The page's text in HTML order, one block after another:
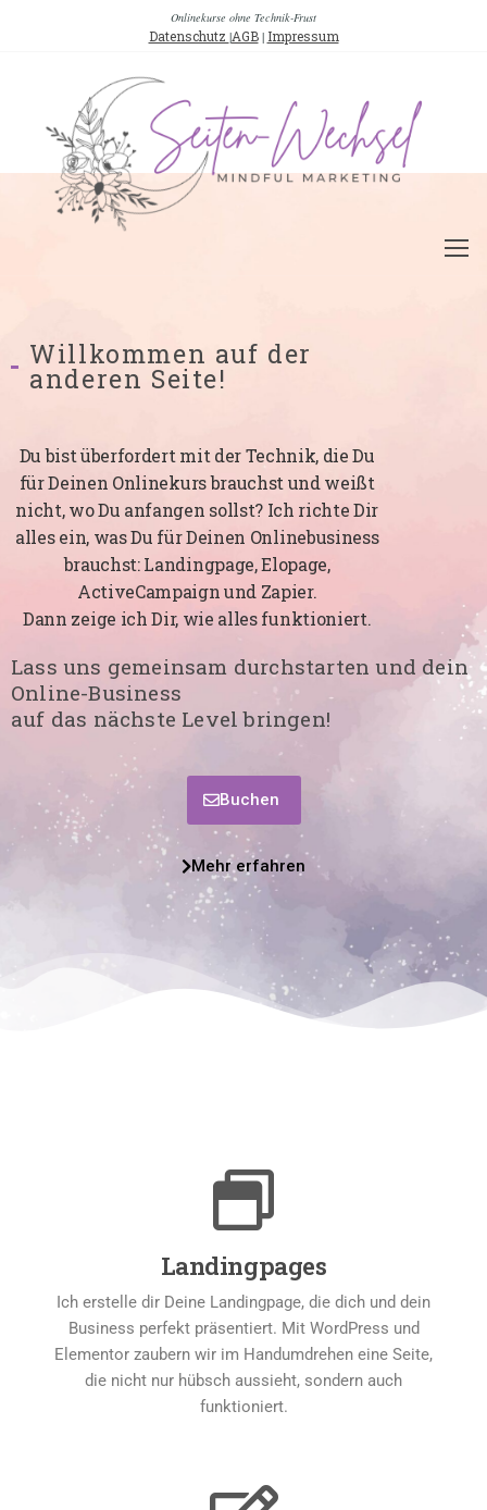
Onlinekurse ohne Technik-Frust
Datenschutz |AGB| Impressum
Willkommen auf der
anderen Seite!
Du bist überfordert mit der Technik, die Du
für Deinen Onlinekurs brauchst und weißt
nicht, wo Du anfangen sollst? Ich richte Dir
alles ein, was Du für Deinen Onlinebusiness
brauchst: Landingpage, Elopage,
ActiveCampaign und Zapier.
Dann zeige ich Dir, wie alles funktioniert.
Lass uns gemeinsam durchstarten und dein
Online-Business
auf das nächste Level bringen!
Buchen
Mehr erfahren
Landingpages
Ich erstelle dir Deine Landingpage, die dich und dein
Business perfekt präsentiert. Mit WordPress und
Elementor zaubern wir im Handumdrehen eine Seite,
die nicht nur hübsch aussieht, sondern auch
funktioniert.